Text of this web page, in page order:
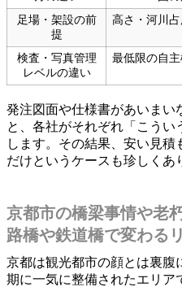
足場・架設の前
提
高さ・河川
検査・写真管理
レベルの違い
最低限の自
発注図面や仕様書があいまい
と、各社がそれぞれ「こう
します。その結果、安い見積
だけというケースも珍しくあ
京都市の橋梁事情や老
路橋や鉄道橋で変わる
京都は観光都市の顔とは裏腹
期に一気に整備されたエリア